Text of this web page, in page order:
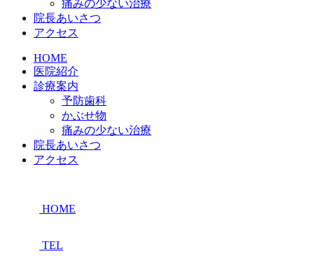
痛みの少ない治療
院長あいさつ
アクセス
HOME
医院紹介
診療案内
予防歯科
かぶせ物
痛みの少ない治療
院長あいさつ
アクセス
HOME
TEL